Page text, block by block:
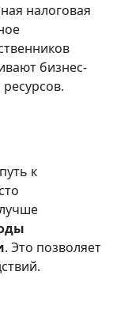
налоговая
бизнес-
к
. Это позволяет